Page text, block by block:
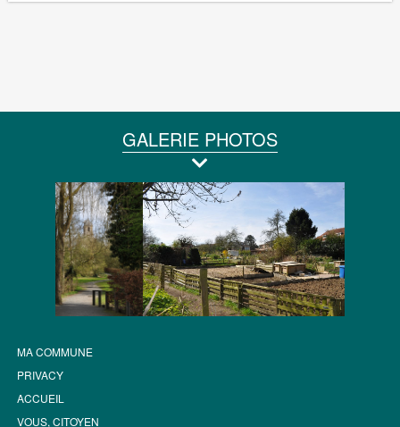
GALERIE PHOTOS
MA COMMUNE
PRIVACY
ACCUEIL
VOUS, CITOYEN